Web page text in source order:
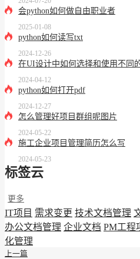
会python如何做自由职业者
2025-01-08
python如何读写txt
2024-12-26
在UI设计中如何选择和使用不同
2024-04-12
python如何打开pdf
2024-12-27
怎么管理好项目群组呢图片
2024-05-22
施工企业项目管理简历怎么写
2024-05-23
标签云
更多
IT项目 需求变更 技术文档管理
办公文档管理 企业文档 PM工程
化管理
上一篇